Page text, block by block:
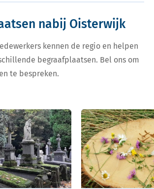
nabij Oisterwijk
kennen de regio en helpen
begraafplaatsen. Bel ons om
te bespreken.